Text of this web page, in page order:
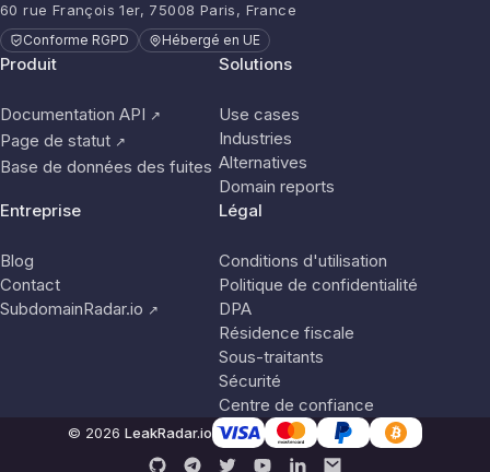
60 rue François 1er, 75008 Paris, France
Conforme RGPD Hébergé en UE
Produit
Documentation API ↗
Page de statut ↗
Base de données des fuites
Solutions
Use cases
Industries
Alternatives
Domain reports
Entreprise
Blog
Contact
SubdomainRadar.io ↗
Légal
Conditions d'utilisation
Politique de confidentialité
DPA
Résidence fiscale
Sous-traitants
Sécurité
Centre de confiance
© 2026 LeakRadar.io